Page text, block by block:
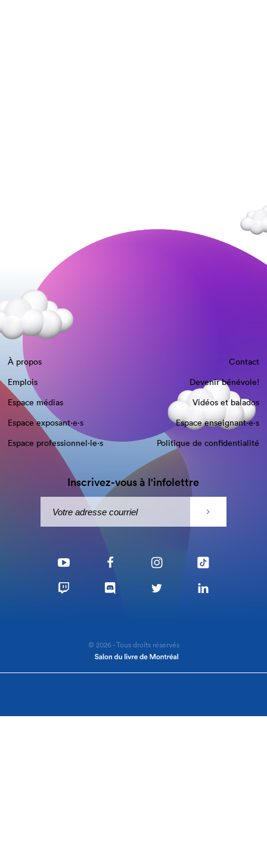
À propos
Contact
Emplois
Devenir bénévole!
Espace médias
Vidéos et balados
Espace exposant·e⋅s
Espace enseignant·e⋅s
Espace professionnel·le⋅s
Politique de confidentialité
Inscrivez-vous à l'infolettre
© 2026 - Tous droits réservés